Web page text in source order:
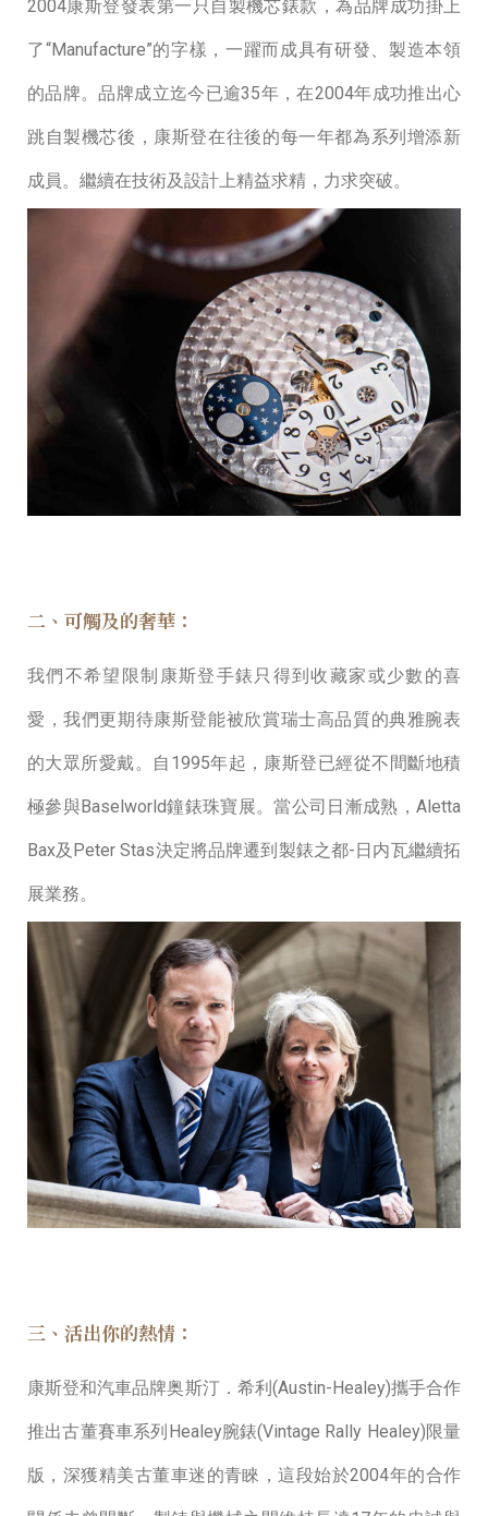
2004康斯登發表第⼀只自製機芯錶款，為品牌成功掛上
了“Manufacture”的字樣，⼀躍而成具有研發、製造本領
的品牌。品牌成立迄今已逾35年，在2004年成功推出⼼
跳⾃製機芯後，康斯登在往後的每⼀年都為系列增添新
成員。繼續在技術及設計上精益求精，力求突破。
二、可觸及的奢華：
我們不希望限制康斯登⼿錶只得到收藏家或少數的喜
愛，我們更期待康斯登能被欣賞瑞⼠⾼品質的典雅腕表
的⼤眾所愛戴。⾃1995年起，康斯登已經從不間斷地積
極參與Baselworld鐘錶珠寶展。當公司⽇漸成熟，Aletta
Bax及Peter Stas決定將品牌遷到製錶之都-⽇内瓦繼續拓
展業務。
三、活出你的熱情：
康斯登和汽⾞品牌奥斯汀．希利(Austin-Healey)攜⼿合作
推出古董賽⾞系列Healey腕錶(Vintage Rally Healey)限量
版，深獲精美古董⾞迷的青睞，這段始於2004年的合作